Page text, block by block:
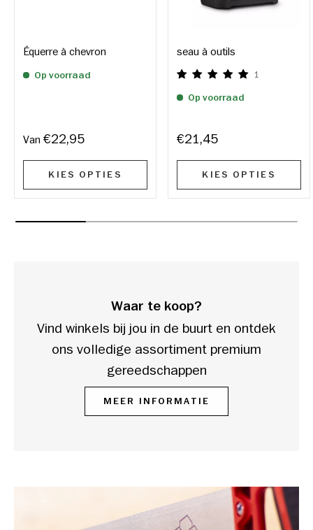
Équerre à chevron
Op voorraad
Van €22,95
KIES OPTIES
seau à outils
1
Op voorraad
€21,45
KIES OPTIES
Waar te koop?
Vind winkels bij jou in de buurt en ontdek
ons volledige assortiment premium
gereedschappen
MEER INFORMATIE